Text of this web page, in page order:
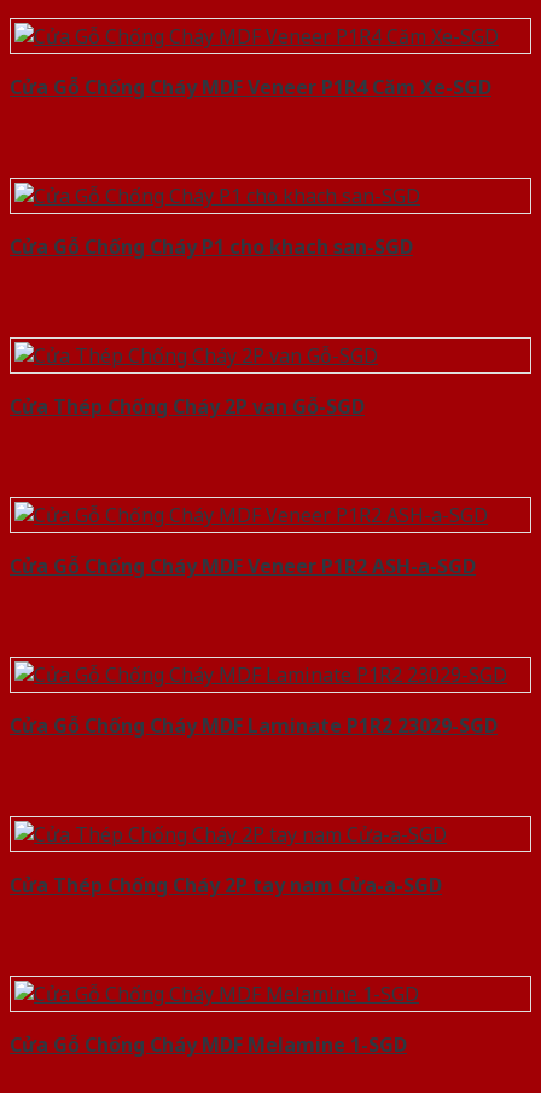
Cửa Gỗ Chống Cháy MDF Veneer P1R4 Căm Xe-SGD
Cửa Gỗ Chống Cháy P1 cho khach san-SGD
Cửa Thép Chống Cháy 2P van Gỗ-SGD
Cửa Gỗ Chống Cháy MDF Veneer P1R2 ASH-a-SGD
Cửa Gỗ Chống Cháy MDF Laminate P1R2 23029-SGD
Cửa Thép Chống Cháy 2P tay nam Cửa-a-SGD
Cửa Gỗ Chống Cháy MDF Melamine 1-SGD